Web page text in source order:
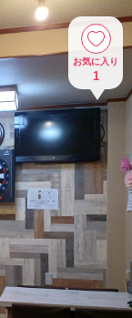
お気に入り
1